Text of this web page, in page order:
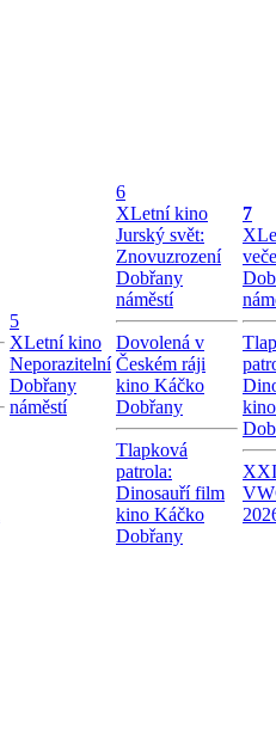
5
XLetní kino
Neporazitelní
Dobřany
náměstí
6
XLetní kino
Jurský svět:
Znovuzrození
Dobřany
náměstí
Dovolená v
Českém ráji
kino Káčko
Dobřany
Tlapková
patrola:
Dinosauří film
kino Káčko
Dobřany
7
X